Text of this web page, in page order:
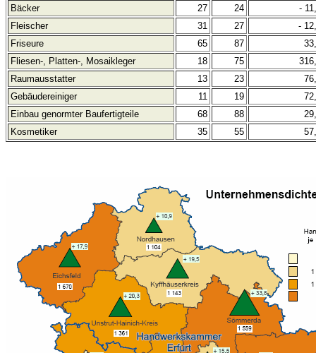
Bäcker 27 24
-
Fleischer
31 27
-
Friseure
65 87
Fliesen-, Platten-, Mosaikleger
18 75
Raumausstatter
13 23
Gebäudereiniger
11 19
Einbau genormter Baufertigteile
68 88
Kosmetiker
35 55